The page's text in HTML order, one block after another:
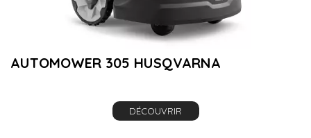
AUTOMOWER 305 HUSQVARNA
DÉCOUVRIR